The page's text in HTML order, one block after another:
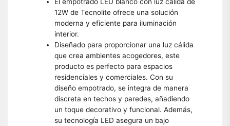
12W de Tecnolite ofrece una solución
moderna y eficiente para iluminación
interior.
Diseñado para proporcionar una luz cálida
que crea ambientes acogedores, este
producto es perfecto para espacios
residenciales y comerciales. Con su
diseño empotrado, se integra de manera
discreta en techos y paredes, añadiendo
un toque decorativo y funcional. Además,
su tecnología LED asegura un bajo